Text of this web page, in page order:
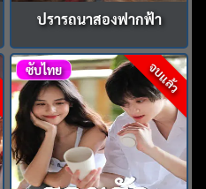
ปรารถนาสองฟากฟ้า
จบแล้ว
ซับไทย